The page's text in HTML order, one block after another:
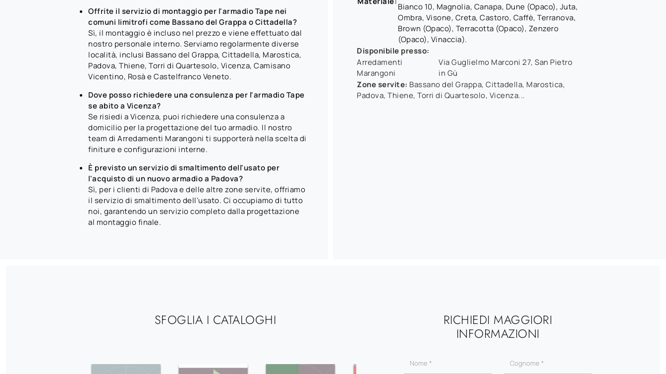
Offrite il servizio di montaggio per l'armadio Tape nei
comuni limitrofi come Bassano del Grappa o Cittadella?
Sì, il montaggio è incluso nel prezzo e viene effettuato dal
nostro personale interno. Serviamo regolarmente diverse
località, inclusi Bassano del Grappa, Cittadella, Marostica,
Padova, Thiene, Torri di Quartesolo, Vicenza, Camisano
Vicentino, Rosà e Castelfranco Veneto.
Dove posso richiedere una consulenza per l'armadio Tape
se abito a Vicenza?
Se risiedi a Vicenza, puoi richiedere una consulenza a
domicilio per la progettazione del tuo armadio. Il nostro
team di Arredamenti Marangoni ti supporterà nella scelta di
finiture e configurazioni interne.
È previsto un servizio di smaltimento dell'usato per
l'acquisto di un nuovo armadio a Padova?
Sì, per i clienti di Padova e delle altre zone servite, offriamo
il servizio di smaltimento dell'usato. Ci occupiamo di tutto
noi, garantendo un servizio completo dalla progettazione
al montaggio finale.
Bianco 10, Magnolia, Canapa, Dune (Opaco), Juta,
Ombra, Visone, Creta, Castoro, Caffè, Terranova,
Brown (Opaco), Terracotta (Opaco), Zenzero
(Opaco), Vinaccia).
Disponibile presso:
Arredamenti
Marangoni
Via Guglielmo Marconi 27,San Pietro
in Gù
Zone servite: Bassano del Grappa, Cittadella, Marostica,
Padova, Thiene, Torri di Quartesolo, Vicenza...
SFOGLIA I CATALOGHI
RICHIEDI MAGGIORI
INFORMAZIONI